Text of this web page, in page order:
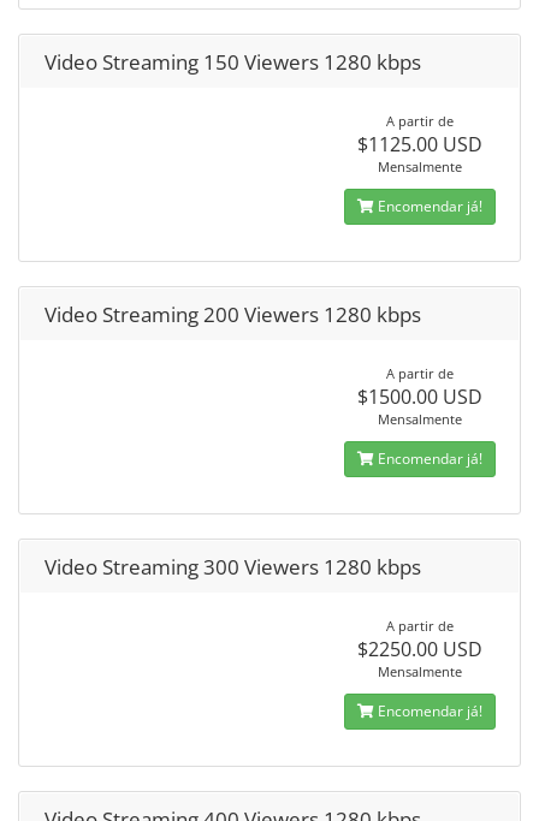
Video Streaming 150 Viewers 1280 kbps
A partir de
$1125.00 USD
Mensalmente
Encomendar já!
Video Streaming 200 Viewers 1280 kbps
A partir de
$1500.00 USD
Mensalmente
Encomendar já!
Video Streaming 300 Viewers 1280 kbps
A partir de
$2250.00 USD
Mensalmente
Encomendar já!